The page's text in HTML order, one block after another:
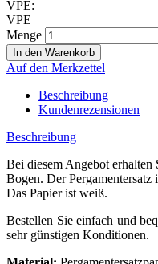
VPE:
VPE
Menge
Auf den Merkzettel
Beschreibung
Kundenrezensionen
Beschreibung
Bei diesem Angebot erhalten
Bogen. Der
Das Papier ist weiß.
Bestellen Sie einfach und
sehr günstigen Konditionen.